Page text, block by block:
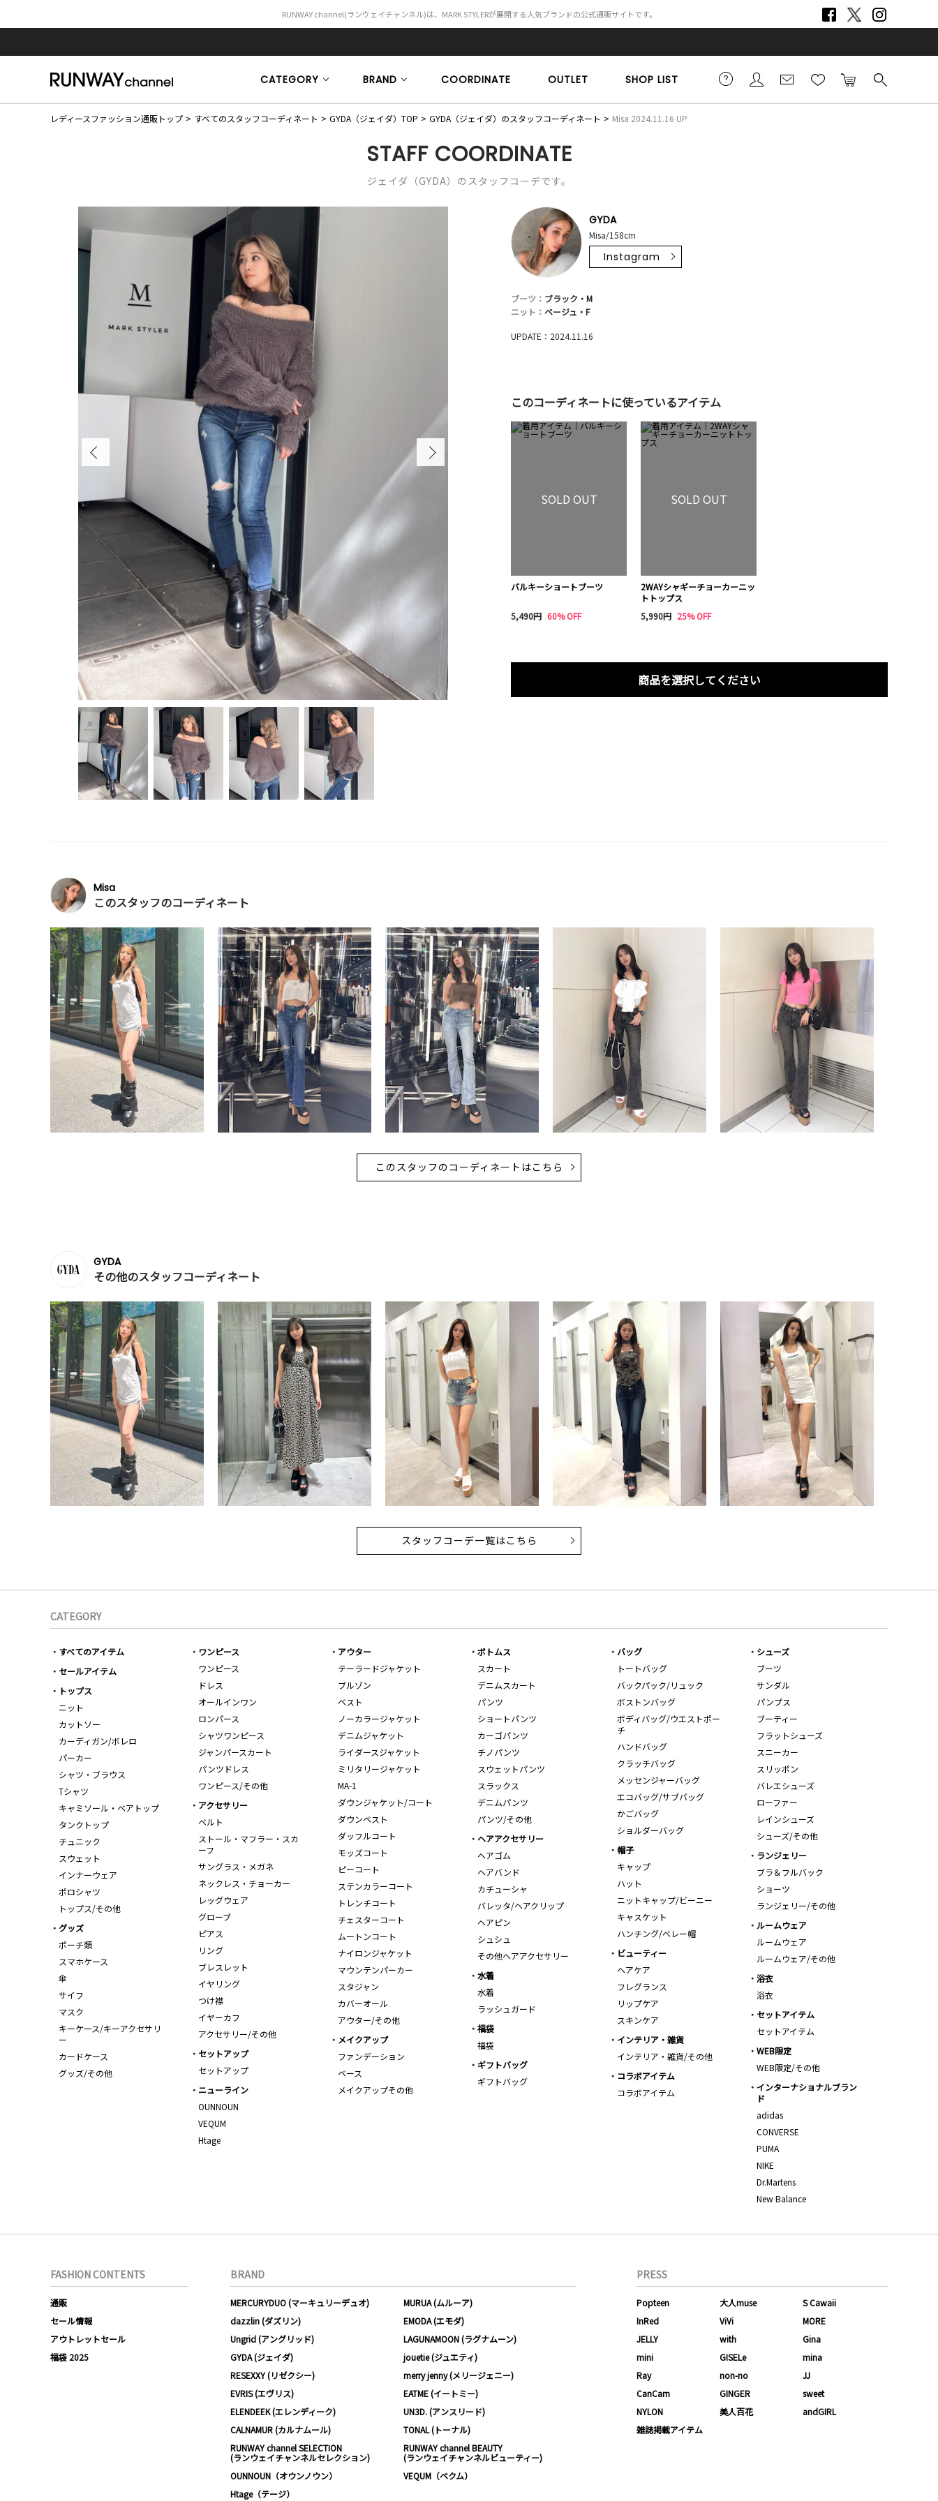
RUNWAY channel(ランウェイチャンネル)は、MARK STYLERが展開する人気ブランドの公式通販サイトです。
CATEGORY BRAND COORDINATE OUTLET SHOP LIST
レディースファッション通販トップ すべてのスタッフコーディネート GYDA（ジェイダ）TOP GYDA（ジェイダ）のスタッフコーディネート Misa 2024.11.16 UP
STAFF COORDINATE
ジェイダ（GYDA）のスタッフコーデです。
GYDA
Misa/158cm
Instagram
ブーツ： ブラック・M
ニット： ベージュ・F
UPDATE：2024.11.16
このコーディネートに使っているアイテム
SOLD OUT
バルキーショートブーツ
5,490円 60% OFF
SOLD OUT
2WAYシャギーチョーカーニッ
トトップス
5,990円 25% OFF
商品を選択してください
Misa
このスタッフのコーディネート
このスタッフのコーディネートはこちら
GYDA
その他のスタッフコーディネート
スタッフコーデ一覧はこちら
CATEGORY
すべてのアイテム
セールアイテム
トップス
ニット
カットソー
カーディガン/ボレロ
パーカー
シャツ・ブラウス
Tシャツ
キャミソール・ベアトップ
タンクトップ
チュニック
スウェット
インナーウェア
ポロシャツ
トップス/その他
ワンピース
ワンピース
ドレス
オールインワン
ロンパース
シャツワンピース
ジャンパースカート
パンツドレス
ワンピース/その他
アウター
テーラードジャケット
ブルゾン
ベスト
ノーカラージャケット
デニムジャケット
ライダースジャケット
ミリタリージャケット
MA-1
ダウンジャケット/コート
ダウンベスト
ダッフルコート
モッズコート
ピーコート
ステンカラーコート
トレンチコート
チェスターコート
ムートンコート
ナイロンジャケット
マウンテンパーカー
スタジャン
カバーオール
アウター/その他
ボトムス
スカート
デニムスカート
パンツ
ショートパンツ
カーゴパンツ
チノパンツ
スウェットパンツ
スラックス
デニムパンツ
パンツ/その他
バッグ
トートバッグ
バックパック/リュック
ボストンバッグ
ボディバッグ/ウエストポー
チ
ハンドバッグ
クラッチバッグ
メッセンジャーバッグ
エコバッグ/サブバッグ
かごバッグ
ショルダーバッグ
シューズ
ブーツ
サンダル
パンプス
ブーティー
フラットシューズ
スニーカー
スリッポン
バレエシューズ
ローファー
レインシューズ
シューズ/その他
アクセサリー
ベルト
ストール・マフラー・スカ
ーフ
サングラス・メガネ
ネックレス・チョーカー
レッグウェア
グローブ
ピアス
リング
ブレスレット
イヤリング
つけ襟
イヤーカフ
アクセサリー/その他
ヘアアクセサリー
ヘアゴム
ヘアバンド
カチューシャ
バレッタ/ヘアクリップ
ヘアピン
シュシュ
その他ヘアアクセサリー
帽子
キャップ
ハット
ニットキャップ/ビーニー
キャスケット
ハンチング/ベレー帽
ランジェリー
ブラ＆フルバック
ショーツ
ランジェリー/その他
ルームウェア
ルームウェア
ルームウェア/その他
グッズ
ポーチ類
スマホケース
傘
サイフ
マスク
キーケース/キーアクセサリ
ー
カードケース
グッズ/その他
ビューティー
ヘアケア
フレグランス
リップケア
スキンケア
水着
水着
ラッシュガード
浴衣
浴衣
セットアイテム
セットアイテム
福袋
福袋
メイクアップ
ファンデーション
ベース
メイクアップその他
インテリア・雑貨
インテリア・雑貨/その他
WEB限定
WEB限定/その他
セットアップ
セットアップ
ギフトバッグ
ギフトバッグ
コラボアイテム
コラボアイテム
インターナショナルブラン
ド
adidas
CONVERSE
PUMA
NIKE
Dr.Martens
New Balance
ニューライン
OUNNOUN
VEQUM
Htage
FASHION CONTENTS
通販
セール情報
アウトレットセール
福袋 2025
BRAND
MERCURYDUO (マーキュリーデュオ)
MURUA (ムルーア)
dazzlin (ダズリン)
EMODA (エモダ)
Ungrid (アングリッド)
LAGUNAMOON (ラグナムーン)
GYDA (ジェイダ)
jouetie (ジュエティ)
RESEXXY (リゼクシー)
merry jenny (メリージェニー)
EVRIS (エヴリス)
EATME (イートミー)
ELENDEEK (エレンディーク)
UN3D. (アンスリード)
CALNAMUR (カルナムール)
TONAL (トーナル)
RUNWAY channel SELECTION
(ランウェイチャンネルセレクション)
RUNWAY channel BEAUTY
(ランウェイチャンネルビューティー)
OUNNOUN（オウンノウン）
VEQUM（ベクム）
Htage（テージ）
PRESS
Popteen 大人muse
S Cawaii
InRed
ViVi
MORE
JELLY
with
Gina
mini
GISELe
mina
Ray
non-no
JJ
CanCam
GINGER
sweet
NYLON
美人百花
andGIRL
雑誌掲載アイテム